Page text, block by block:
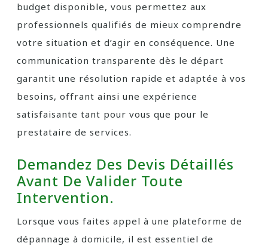
budget disponible, vous permettez aux
professionnels qualifiés de mieux comprendre
votre situation et d’agir en conséquence. Une
communication transparente dès le départ
garantit une résolution rapide et adaptée à vos
besoins, offrant ainsi une expérience
satisfaisante tant pour vous que pour le
prestataire de services.
Demandez Des Devis Détaillés
Avant De Valider Toute
Intervention.
Lorsque vous faites appel à une plateforme de
dépannage à domicile, il est essentiel de